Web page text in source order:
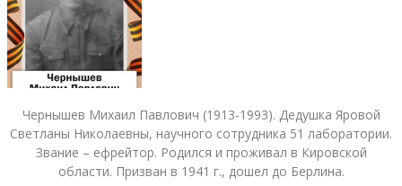
Чернышев Михаил Павлович (1913-1993). Дедушка Яровой
Светланы Николаевны, научного сотрудника 51 лаборатории.
Звание – ефрейтор. Родился и проживал в Кировской
области. Призван в 1941 г., дошел до Берлина.